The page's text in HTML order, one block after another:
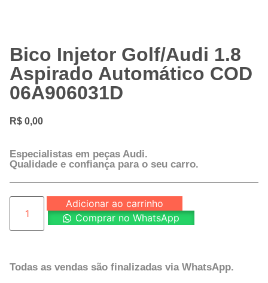
Bico Injetor Golf/Audi 1.8
Aspirado Automático COD
06A906031D
R$ 0,00
Especialistas em peças Audi.
Qualidade e confiança para o seu carro.
Adicionar ao carrinho
Comprar no WhatsApp
Todas as vendas são finalizadas via WhatsApp.